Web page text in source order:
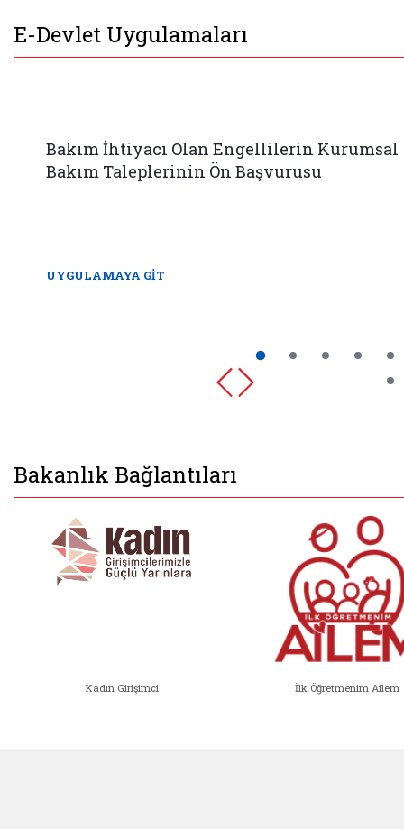
E-Devlet Uygulamaları
Bakım İhtiyacı Olan Engellilerin Kurumsal
Bakım Taleplerinin Ön Başvurusu
UYGULAMAYA GİT
Bakanlık Bağlantıları
Kadın Girişimci İlk Öğretmenim Ailem